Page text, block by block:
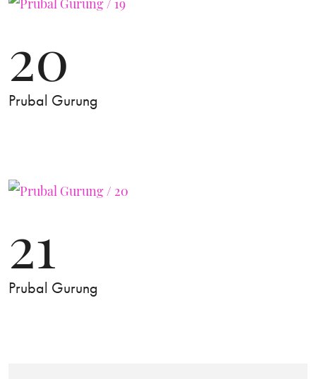
20
Prubal Gurung
21
Prubal Gurung